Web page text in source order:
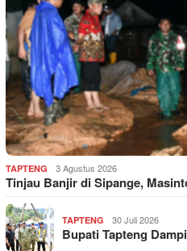
TAPTENG 3 Agustus 2026
Tinjau Banjir di Sipange,
TAPTENG 30 Juli 2026
Bupati Tapteng